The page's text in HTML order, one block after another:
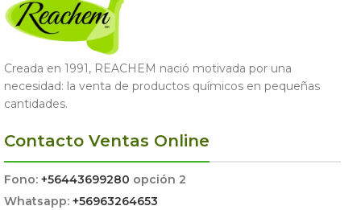
Creada en 1991, REACHEM nació motivada por una
necesidad: la venta de productos químicos en pequeñas
cantidades.
Contacto Ventas Online
Fono: +56443699280 opción 2
Whatsapp: +56963264653